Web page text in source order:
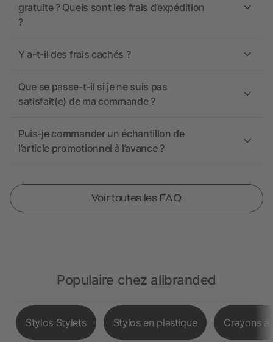
gratuite ? Quels sont les frais d’expédition
?
Y a-t-il des frais cachés ?
Que se passe-t-il si je ne suis pas
satisfait(e) de ma commande ?
Puis-je commander un échantillon de
l’article promotionnel à l’avance ?
Voir toutes les FAQ
Populaire chez allbranded
Stylos Stylets Stylos en plastique Crayons à